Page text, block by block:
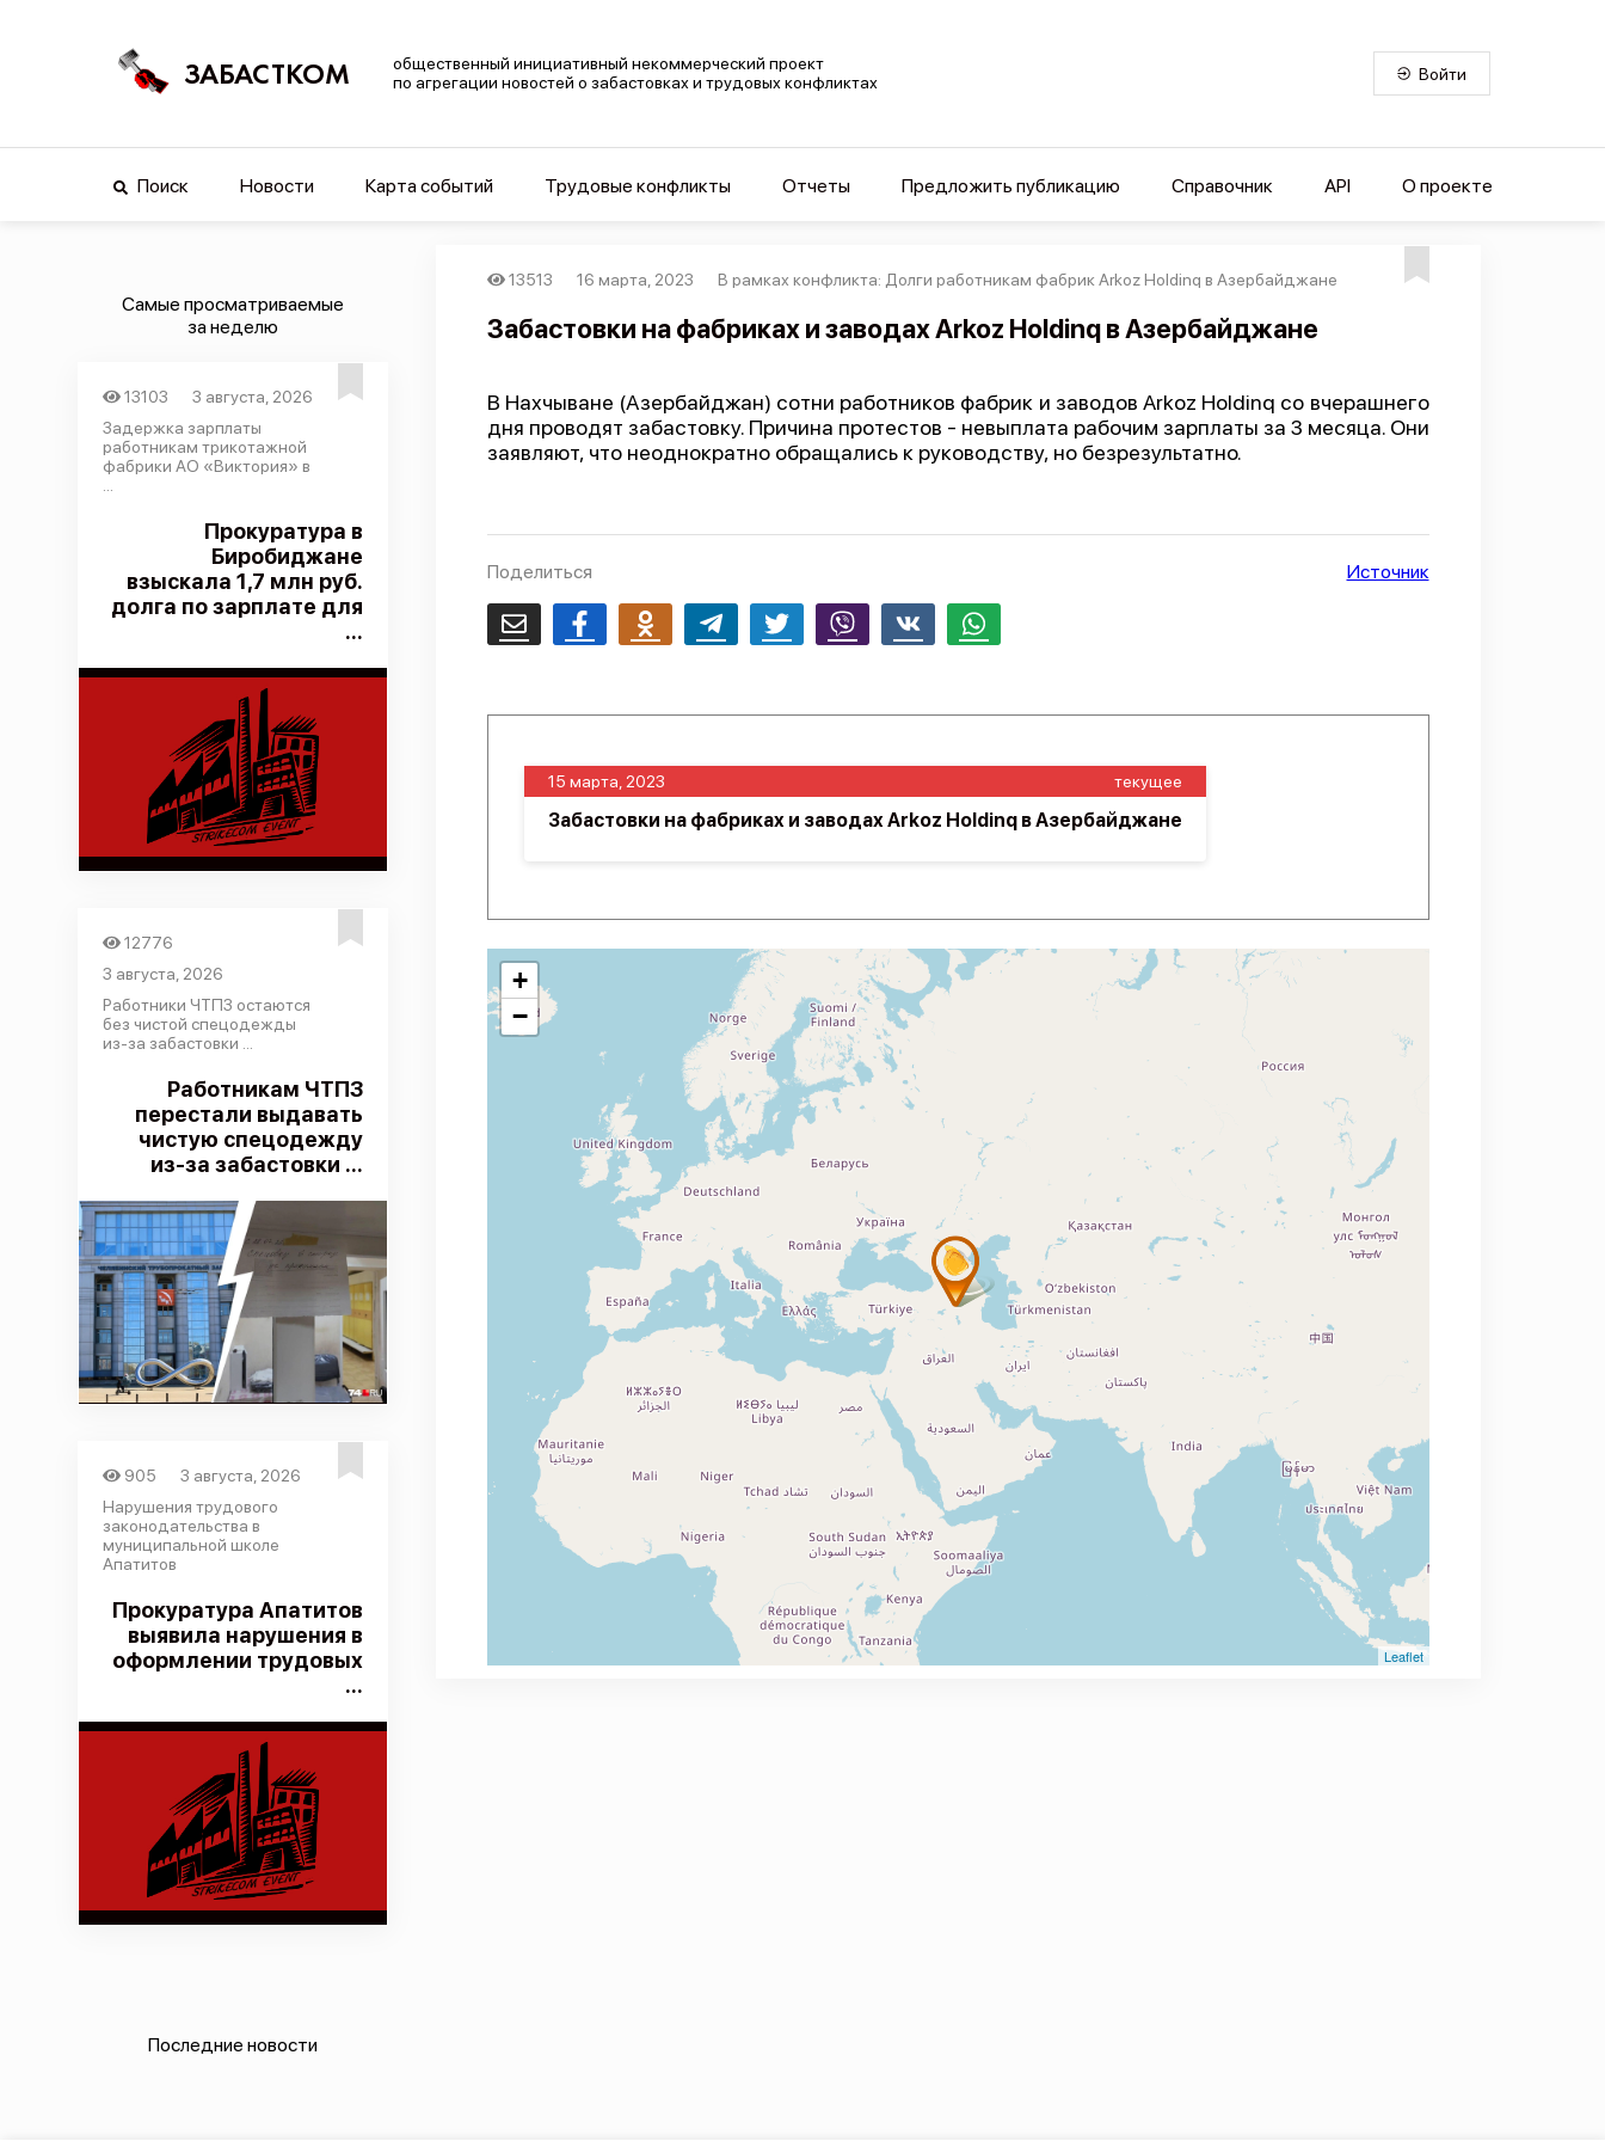
ЗАБАСТКОМ
общественный инициативный некоммерческий проект
по агрегации новостей о забастовках и трудовых конфликтах
Войти
Поиск Новости Карта событий Трудовые конфликты Отчеты Предложить публикацию Справочник API О проекте
Самые просматриваемые
за неделю
13103
3 августа, 2026
Задержка зарплаты
работникам трикотажной
фабрики АО «Виктория» в
Прокуратура в
Биробиджане
взыскала 1,7 млн руб.
долга по зарплате для
...
12776
3 августа, 2026
Работники ЧТПЗ остаются
без чистой спецодежды
из-за забастовки ...
Работникам ЧТПЗ
перестали выдавать
чистую спецодежду
из-за забастовки ...
905
3 августа, 2026
Нарушения трудового
законодательства в
муниципальной школе
Апатитов
Прокуратура Апатитов
выявила нарушения в
оформлении трудовых
...
Последние новости
13513 16 марта, 2023 В рамках конфликта: Долги работникам фабрик Arkoz Holdinq в Азербайджане
Забастовки на фабриках и заводах Arkoz Holdinq в Азербайджане
В Нахчыване (Азербайджан) сотни работников фабрик и заводов Arkoz Holdinq со вчерашнего
дня проводят забастовку. Причина протестов - невыплата рабочим зарплаты за 3 месяца. Они
заявляют, что неоднократно обращались к руководству, но безрезультатно.
Поделиться
Email FacebookOdnoklassnikiTelegram Twitter Viber Whatsapp
Источник
15 марта, 2023 текущее
Забастовки на фабриках и заводах Arkoz Holdinq в Азербайджане
+
−
Leaflet